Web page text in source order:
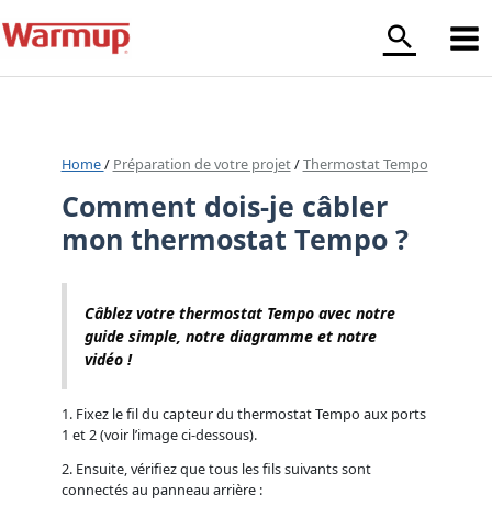
au
contenu
Home/ Préparation de votre projet/Thermostat Tempo
Comment dois-je câbler
mon thermostat Tempo ?
Câblez votre thermostat Tempo avec notre
guide simple, notre diagramme et notre
vidéo !
1. Fixez le fil du capteur du thermostat Tempo aux ports
1 et 2 (voir l’image ci-dessous).
2. Ensuite, vérifiez que tous les fils suivants sont
connectés au panneau arrière :